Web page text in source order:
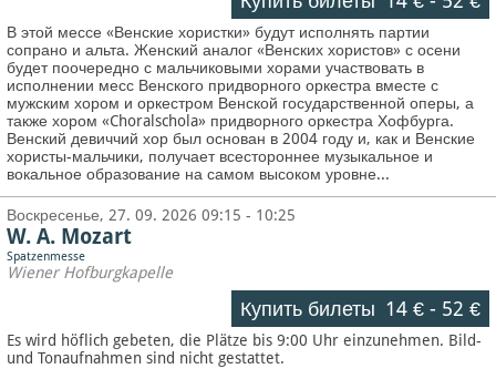
В этой мессе «Венские хористки» будут исполнять партии
сопрано и альта. Женский аналог «Венских хористов» с осени
будет поочередно с мальчиковыми хорами участвовать в
исполнении месс Венского придворного оркестра вместе с
мужским хором и оркестром Венской государственной оперы, а
также хором «Choralschola» придворного оркестра Хофбурга.
Венский девиччий хор был основан в 2004 году и, как и Венские
хористы-мальчики, получает всестороннее музыкальное и
вокальное образование на самом высоком уровне...
Воскресенье, 27. 09. 2026 09:15 - 10:25
W. A. Mozart
Spatzenmesse
Wiener Hofburgkapelle
Купить билеты 14 €- 52 €
Es wird höflich gebeten, die Plätze bis 9:00 Uhr einzunehmen. Bild-
und Tonaufnahmen sind nicht gestattet.